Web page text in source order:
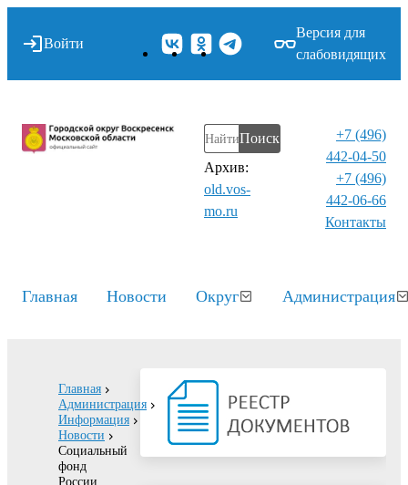
Войти
Версия для
слабовидящих
Поиск
Архив:
old.vos-
mo.ru
+7 (496)
442-04-50
+7 (496)
442-06-66
Контакты⁠
Главная Новости Округ Администрация
Главная
Администрация
Информация
Новости
Социальный
фонд
России